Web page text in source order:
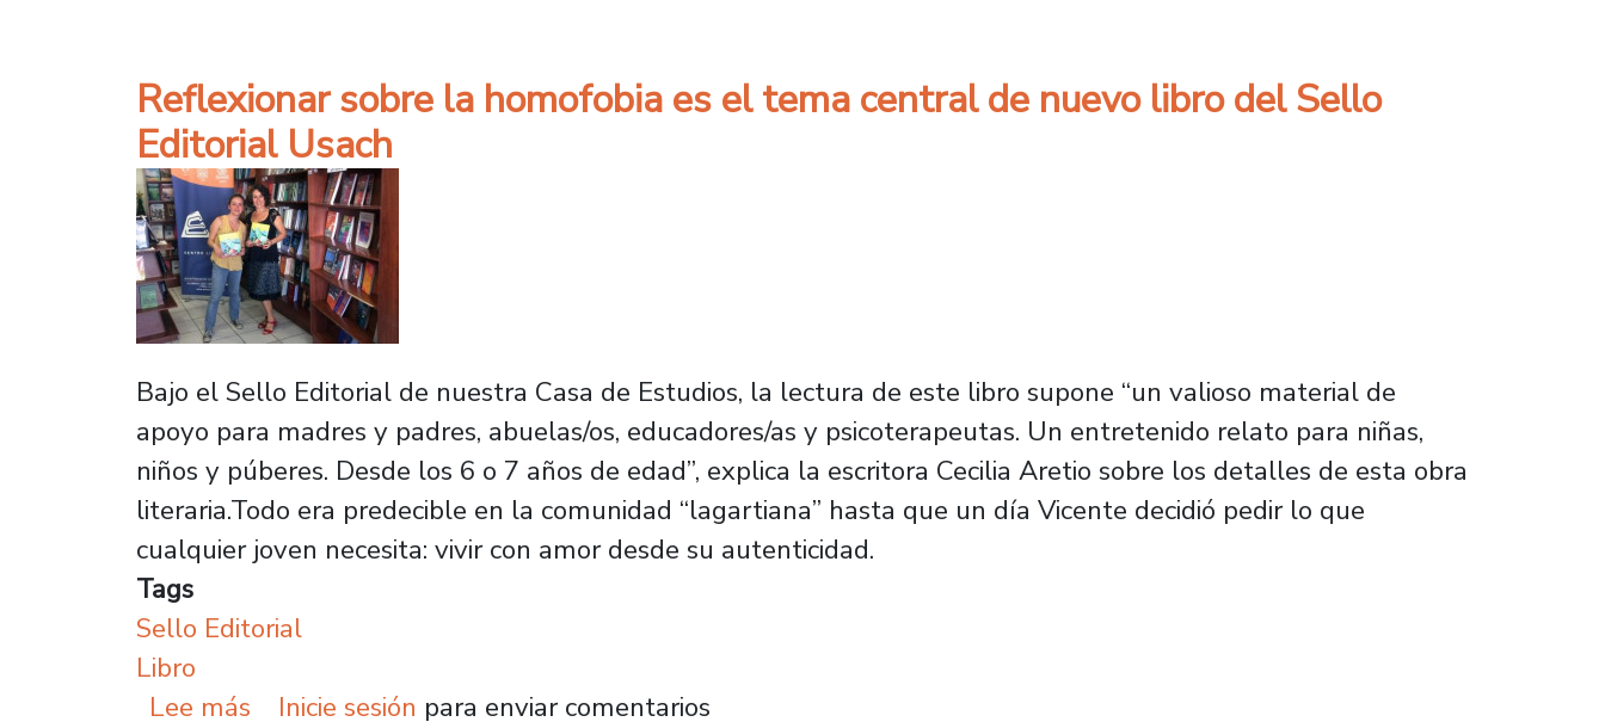
Reflexionar sobre la homofobia es el tema central de nuevo libro del Sello
Editorial Usach
Bajo el Sello Editorial de nuestra Casa de Estudios, la lectura de este libro supone “un valioso material de
apoyo para madres y padres, abuelas/os, educadores/as y psicoterapeutas. Un entretenido relato para niñas,
niños y púberes. Desde los 6 o 7 años de edad”, explica la escritora Cecilia Aretio sobre los detalles de esta obra
literaria.Todo era predecible en la comunidad “lagartiana” hasta que un día Vicente decidió pedir lo que
cualquier joven necesita: vivir con amor desde su autenticidad.
Tags
Sello Editorial
Libro
Lee más sobre Reflexionar sobre la homofobia es el tema central de nuevo libro del Sello Editorial Usach
Inicie sesión para enviar comentarios